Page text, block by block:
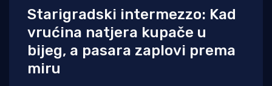
Starigradski intermezzo: Kad
vrućina natjera kupače u
bijeg, a pasara zaplovi prema
miru